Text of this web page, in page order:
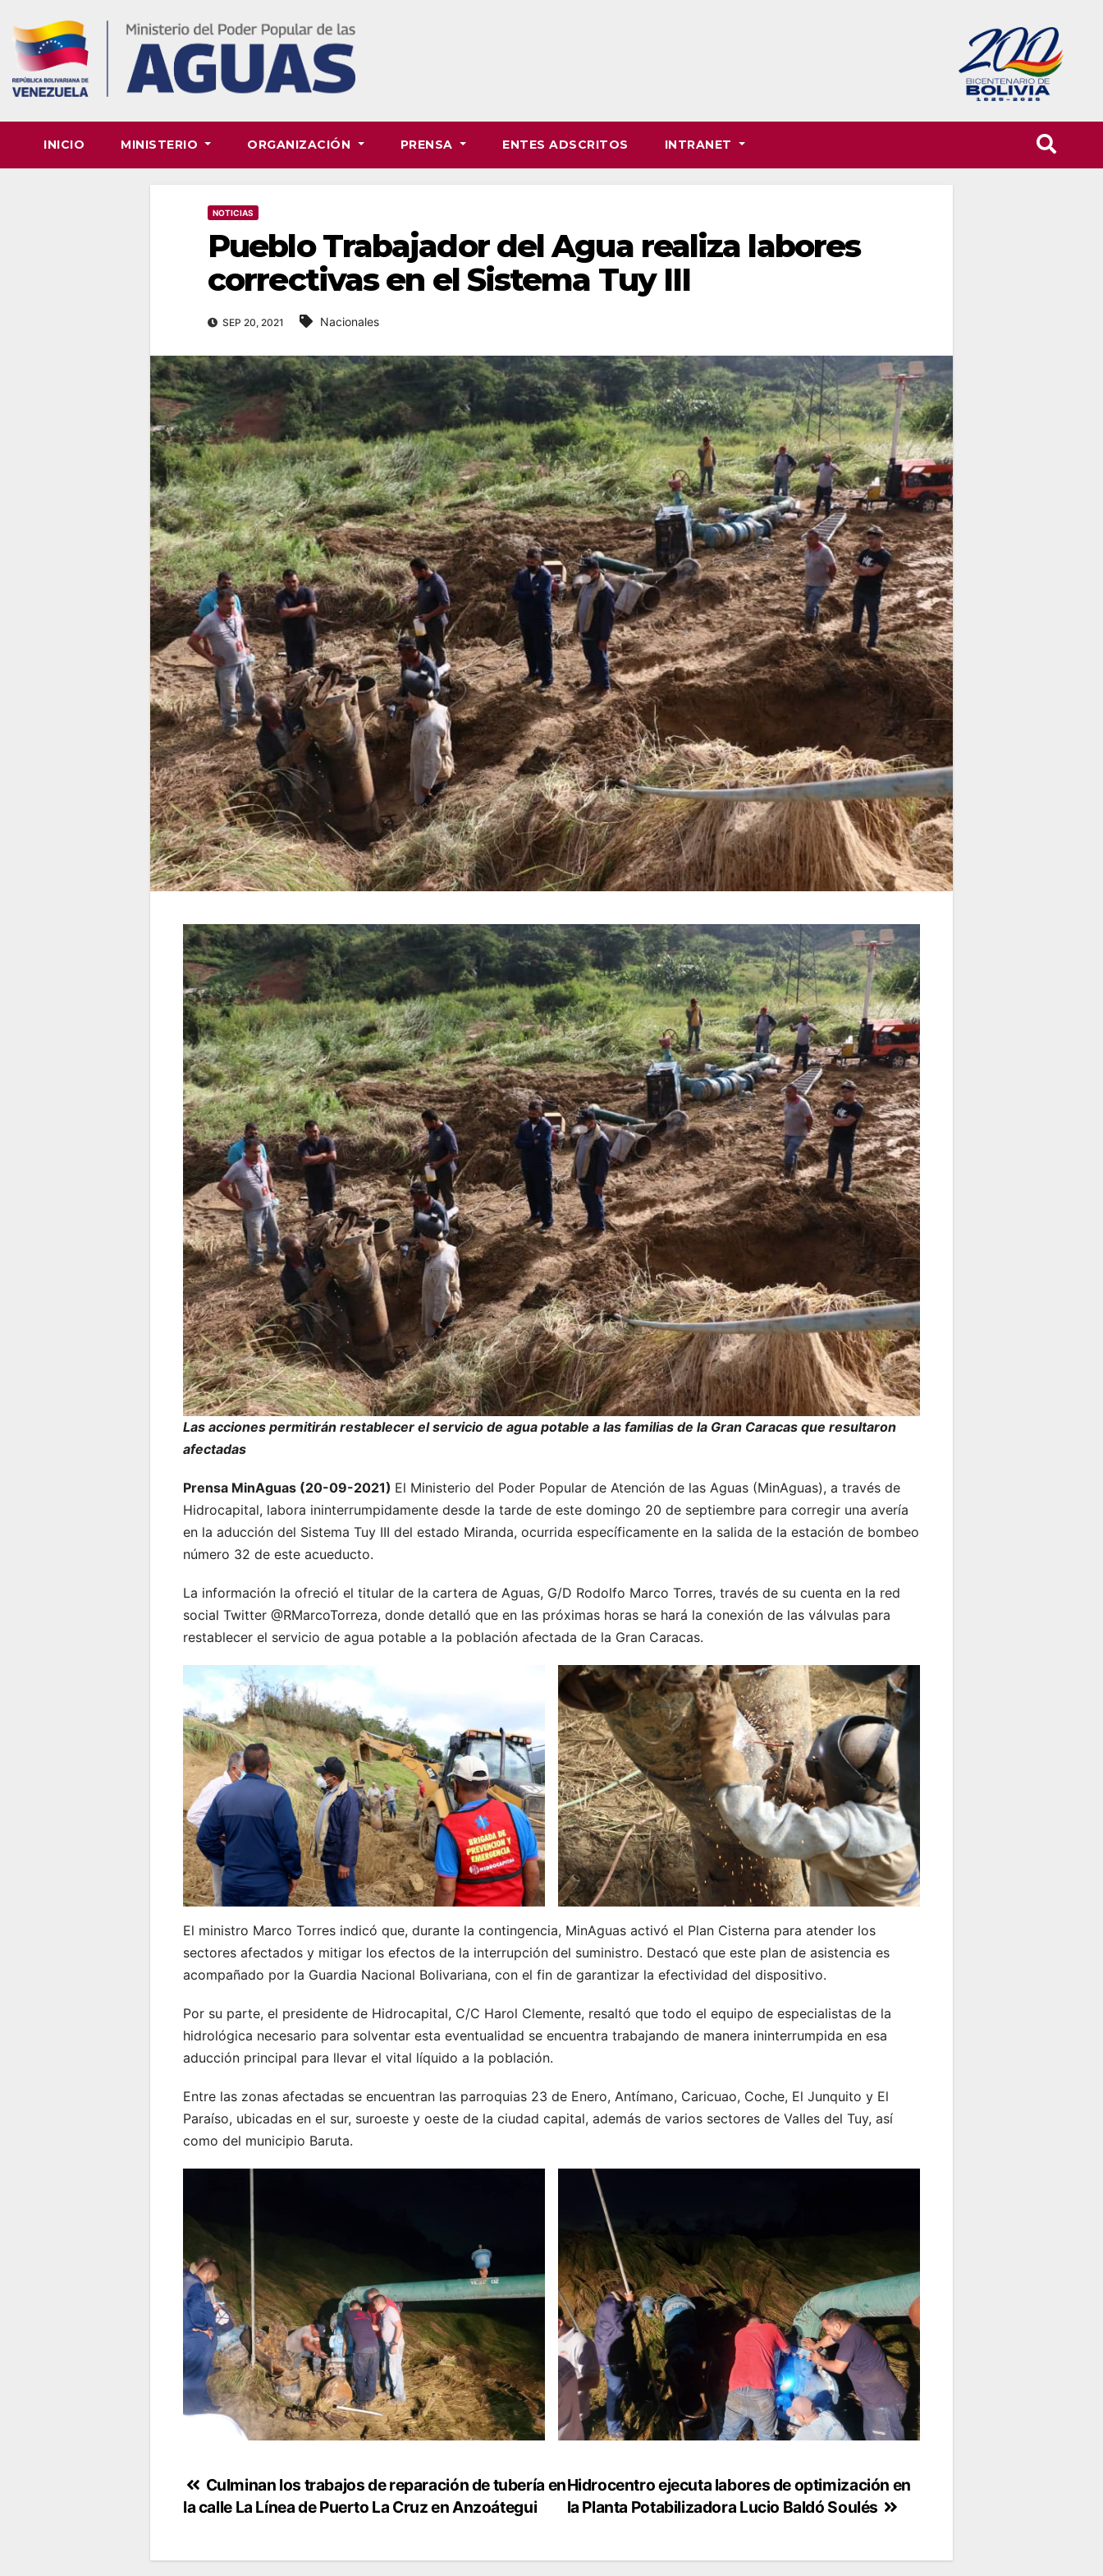
content
INICIO MINISTERIO ORGANIZACIÓN PRENSA ENTES ADSCRITOS INTRANET
NOTICIAS
Pueblo Trabajador del Agua realiza labores
correctivas en el Sistema Tuy III
SEP 20, 2021 Nacionales
Las acciones permitirán restablecer el servicio de agua potable a las familias de la Gran Caracas que resultaron
afectadas
Prensa MinAguas (20-09-2021) El Ministerio del Poder Popular de Atención de las Aguas (MinAguas), a través de
Hidrocapital, labora ininterrumpidamente desde la tarde de este domingo 20 de septiembre para corregir una avería
en la aducción del Sistema Tuy III del estado Miranda, ocurrida específicamente en la salida de la estación de bombeo
número 32 de este acueducto.
La información la ofreció el titular de la cartera de Aguas, G/D Rodolfo Marco Torres, través de su cuenta en la red
social Twitter @RMarcoTorreza, donde detalló que en las próximas horas se hará la conexión de las válvulas para
restablecer el servicio de agua potable a la población afectada de la Gran Caracas.
El ministro Marco Torres indicó que, durante la contingencia, MinAguas activó el Plan Cisterna para atender los
sectores afectados y mitigar los efectos de la interrupción del suministro. Destacó que este plan de asistencia es
acompañado por la Guardia Nacional Bolivariana, con el fin de garantizar la efectividad del dispositivo.
Por su parte, el presidente de Hidrocapital, C/C Harol Clemente, resaltó que todo el equipo de especialistas de la
hidrológica necesario para solventar esta eventualidad se encuentra trabajando de manera ininterrumpida en esa
aducción principal para llevar el vital líquido a la población.
Entre las zonas afectadas se encuentran las parroquias 23 de Enero, Antímano, Caricuao, Coche, El Junquito y El
Paraíso, ubicadas en el sur, suroeste y oeste de la ciudad capital, además de varios sectores de Valles del Tuy, así
como del municipio Baruta.
Navegación
de
entradas
Hidrocentro ejecuta labores de optimización en
la Planta Potabilizadora Lucio Baldó Soulés
Culminan los trabajos de reparación de tubería en
la calle La Línea de Puerto La Cruz en Anzoátegui